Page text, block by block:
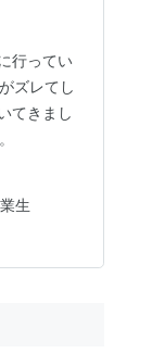
行ってい
ズレてし
てきまし
…
生